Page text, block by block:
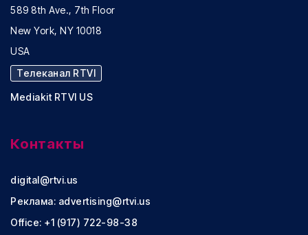
589 8th Ave., 7th Floor
New York, NY 10018
USA
Телеканал RTVI
Mediakit RTVI US
Контакты
digital@rtvi.us
Реклама: advertising@rtvi.us
Office: +1 (917) 722-98-38